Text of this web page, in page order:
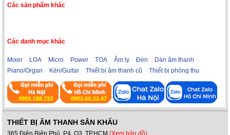
Các sản phẩm khác
Các danh mục khác
Mixer LOA Micro Power TOA Âm ly Đèn
Dàn âm thanh
Piano/Organ
Kèn/Guitar Thiết bị âm thanh cũ Thiết bị phòng thu
THIẾT BỊ ÂM THANH SÂN KHẤU
365 Điện Biên Phủ, P4, Q3, TP.HCM(Xem bản đồ)